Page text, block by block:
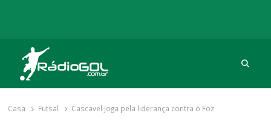
Rádio Gol
Há mais de 20 anos com as melhores coberturas
Casa Futsal Cascavel joga pela liderança contra o Foz